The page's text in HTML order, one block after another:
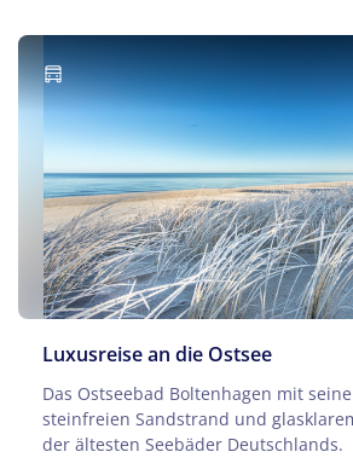
© Maciej Olszewski -
Luxusreise an die Ostsee
Das Ostseebad Boltenhagen mit
steinfreien Sandstrand und
der ältesten Seebäder Deutschlands.